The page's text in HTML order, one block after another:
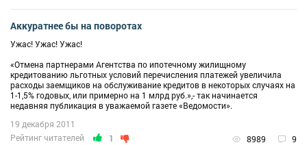
Аккуратнее бы на поворотах
Ужас! Ужас! Ужас!
«Отмена партнерами Агентства по ипотечному жилищному
кредитованию льготных условий перечисления платежей увеличила
расходы заемщиков на обслуживание кредитов в некоторых случаях на
1-1,5% годовых, или примерно на 1 млрд руб.»,- так начинается
недавняя публикация в уважаемой газете «Ведомости».
Рейтинг читателей 1 8989 9
19 декабря 2011